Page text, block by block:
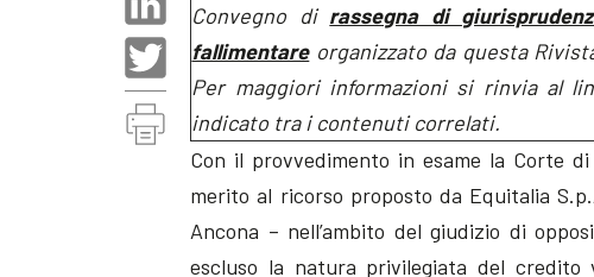
Convegno di rassegna di
fallimentareorganizzato da questa
Per maggiori informazioni si rinvia al
indicato tra i contenuti correlati.
Con il provvedimento in esame la Corte
merito al ricorso proposto da Equitalia
Ancona – nell’ambito del giudizio di
escluso la natura privilegiata del